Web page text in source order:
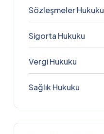
Sözleşmeler Hukuku
Sigorta Hukuku
Vergi Hukuku
Sağlık Hukuku